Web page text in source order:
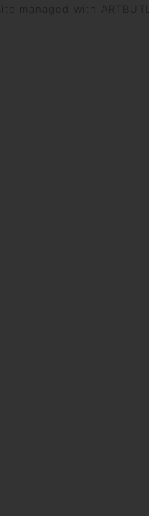
Site managed with